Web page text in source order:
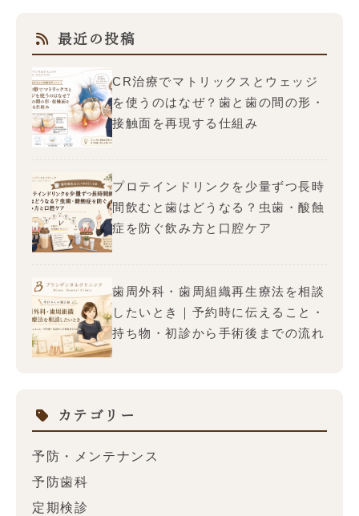
最近の投稿
CR治療でマトリックスとウェッジ
を使うのはなぜ？歯と歯の間の形・
接触面を再現する仕組み
プロテインドリンクを少量ずつ長時
間飲むと歯はどうなる？虫歯・酸蝕
症を防ぐ飲み方と口腔ケア
歯周外科・歯周組織再生療法を相談
したいとき｜予約時に伝えること・
持ち物・初診から手術後までの流れ
カテゴリー
予防・メンテナンス
予防歯科
定期検診